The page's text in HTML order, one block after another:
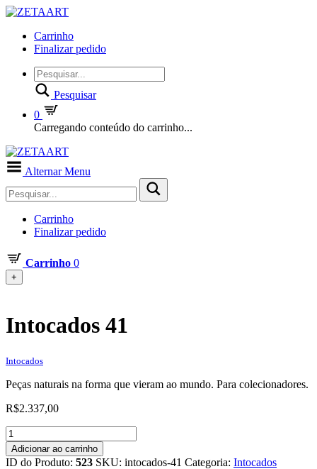
Carrinho
Finalizar pedido
Pesquisar
0
Carregando conteúdo do carrinho...
Alternar Menu
Carrinho
Finalizar pedido
Carrinho 0
+
Intocados 41
Intocados
Peças naturais na forma que vieram ao mundo. Para colecionadores.
R$2.337,00
Intocados
41
quantidade
Adicionar ao carrinho
ID do Produto: 523 SKU: intocados-41 Categoria: Intocados